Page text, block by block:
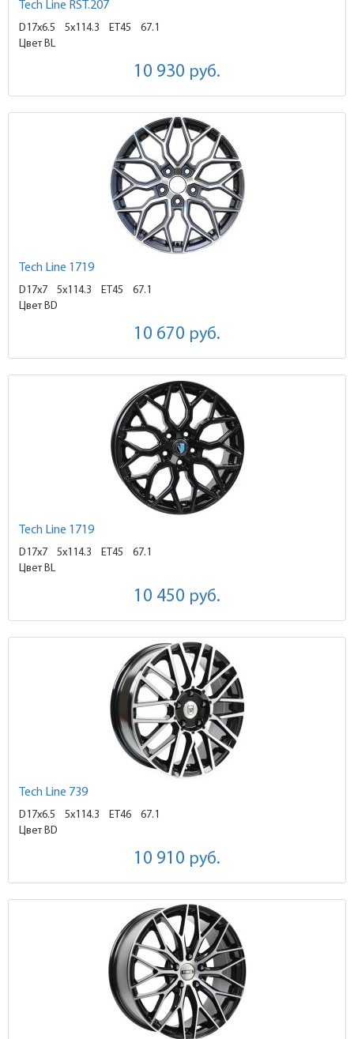
Tech Line RST.207
D17x6.5 5x114.3 ET45
67.1
Цвет BL
10 930 руб.
Tech Line 1719
D17x7 5x114.3 ET45
67.1
Цвет BD
10 670 руб.
Tech Line 1719
D17x7 5x114.3 ET45
67.1
Цвет BL
10 450 руб.
Tech Line 739
D17x6.5 5x114.3 ET46
67.1
Цвет BD
10 910 руб.